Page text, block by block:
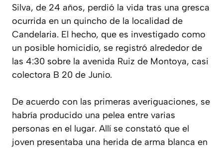
Silva, de 24 años, perdió la vida tras una gresca
ocurrida en un quincho de la localidad de
Candelaria. El hecho, que es investigado como
un posible homicidio, se registró alrededor de
las 4:30 sobre la avenida Ruiz de Montoya, casi
colectora B 20 de Junio.
De acuerdo con las primeras averiguaciones, se
habría producido una pelea entre varias
personas en el lugar. Allí se constató que el
joven presentaba una herida de arma blanca en